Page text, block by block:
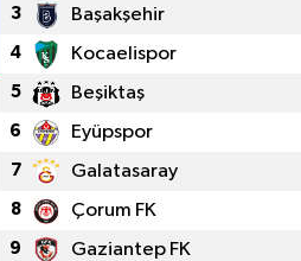
3 Başakşehir
4 Kocaelispor
5 Beşiktaş
6 Eyüpspor
7 Galatasaray
8 Çorum FK
9 Gaziantep FK